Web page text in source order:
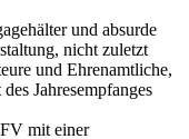
und absurde
nicht zuletzt
und Ehrenamtliche,
Jahresempfanges
mit einer